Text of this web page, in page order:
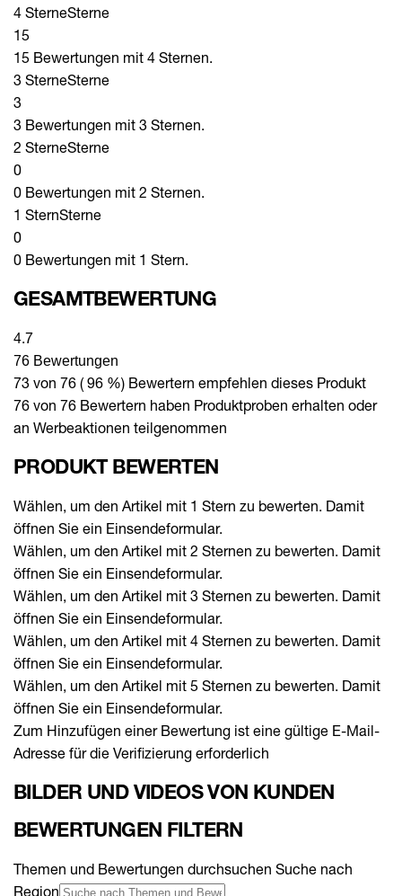
4 SterneSterne
15
15 Bewertungen mit 4 Sternen.
3 SterneSterne
3
3 Bewertungen mit 3 Sternen.
2 SterneSterne
0
0 Bewertungen mit 2 Sternen.
1 SternSterne
0
0 Bewertungen mit 1 Stern.
GESAMTBEWERTUNG
4.7
76 Bewertungen
73 von 76 ( 96 %) Bewertern empfehlen dieses Produkt
76 von 76 Bewertern haben Produktproben erhalten oder
an Werbeaktionen teilgenommen
PRODUKT BEWERTEN
Wählen, um den Artikel mit 1 Stern zu bewerten. Damit
öffnen Sie ein Einsendeformular.
Wählen, um den Artikel mit 2 Sternen zu bewerten. Damit
öffnen Sie ein Einsendeformular.
Wählen, um den Artikel mit 3 Sternen zu bewerten. Damit
öffnen Sie ein Einsendeformular.
Wählen, um den Artikel mit 4 Sternen zu bewerten. Damit
öffnen Sie ein Einsendeformular.
Wählen, um den Artikel mit 5 Sternen zu bewerten. Damit
öffnen Sie ein Einsendeformular.
Zum Hinzufügen einer Bewertung ist eine gültige E-Mail-
Adresse für die Verifizierung erforderlich
BILDER UND VIDEOS VON KUNDEN
BEWERTUNGEN FILTERN
Themen und Bewertungen durchsuchen Suche nach
Region